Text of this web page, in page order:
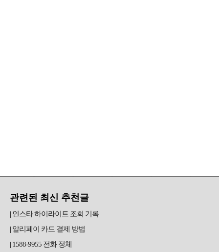
관련된 최신 추천글
인스타 하이라이트 조회 기록
알리페이 카드 결제 방법
1588-9955 전화 정체